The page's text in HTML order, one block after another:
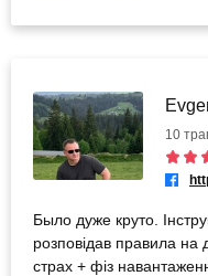
10
Было дуже круто.
розповідав правила на
страх + фіз